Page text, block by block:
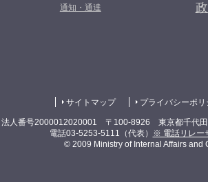
通知・通達
サイトマップ プライバシーポリ
法人番号2000012020001 〒100-8926 東京都千代
電話03-5253-5111（代表）
※ 電話リレー
© 2009 Ministry of Internal Affairs and